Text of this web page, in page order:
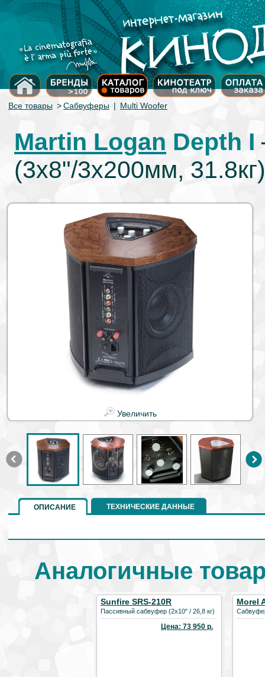
Все товары >Сабвуферы | Multi Woofer
Martin Logan Depth I
(3х8"/3х200мм, 31.8кг)
Увеличить
ОПИСАНИЕ ТЕХНИЧЕСКИЕ ДАННЫЕ
Аналогичные
Sunfire SRS-210R
Пассивный сабвуфер (2х10" / 26,8 кг)
Цена: 73 950 р.
Morel